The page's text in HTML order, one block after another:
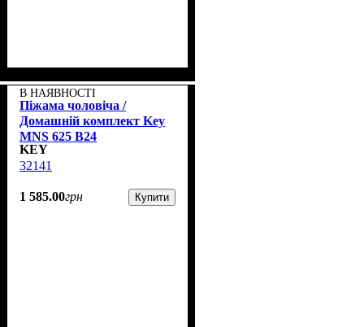
В НАЯВНОСТІ
Піжама чоловіча /
Домашній комплект Key
MNS 625 B24
KEY
32141
1 585.00грн Купити